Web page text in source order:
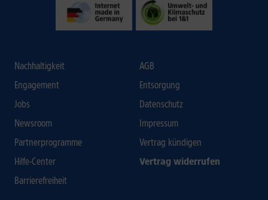
Nachhaltigkeit
Engagement
Jobs
Newsroom
Partnerprogramme
Hilfe-Center
Barrierefreiheit
AGB
Entsorgung
Datenschutz
Impressum
Vertrag kündigen
Vertrag widerrufen